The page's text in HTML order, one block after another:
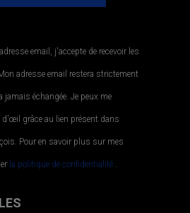
email, j'accepte de recevoir les
adresse email restera strictement
jamais échangée. Je peux me
d'œil grâce au lien présent dans
Pour en savoir plus sur mes
la politique de confidentialité..